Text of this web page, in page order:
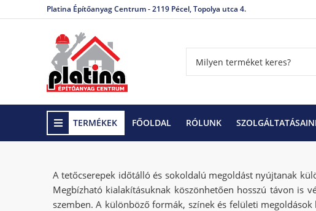
Platina Építőanyag Centrum - 2119 Pécel, Topolya utca 4.
TERMÉKEK FŐOLDAL RÓLUNK
Kezdőlap
A tetőcserepek időtálló és sokoldalú megoldást nyújtanak
Megbízható kialakításuknak köszönhetően hosszú távon is
szemben. A különböző formák, színek és felületi